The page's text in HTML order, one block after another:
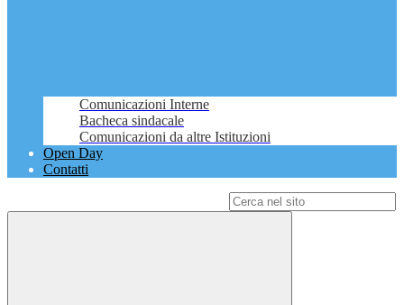
Comunicazioni Interne
Bacheca sindacale
Comunicazioni da altre Istituzioni
Open Day
Contatti